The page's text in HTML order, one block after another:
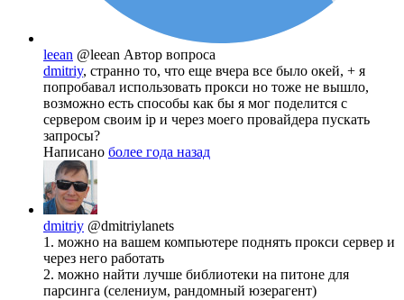
leean @leean Автор вопроса
dmitriy, странно то, что еще вчера все было окей, + я
попробавал использовать прокси но тоже не вышло,
возможно есть способы как бы я мог поделится с
сервером своим ip и через моего провайдера пускать
запросы?
Написано более года назад
dmitriy @dmitriylanets
1. можно на вашем компьютере поднять прокси сервер и
через него работать
2. можно найти лучше библиотеки на питоне для
парсинга (селениум, рандомный юзерагент)